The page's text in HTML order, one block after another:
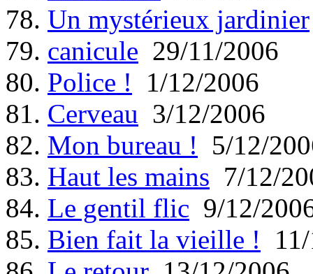
78. Un mystérieux jardinier
79. canicule 29/11/2006
80. Police ! 1/12/2006
81. Cerveau 3/12/2006
82. Mon bureau ! 5/12/
83. Haut les mains 7/12/
84. Le gentil flic 9/12/
85. Bien fait la vieille !